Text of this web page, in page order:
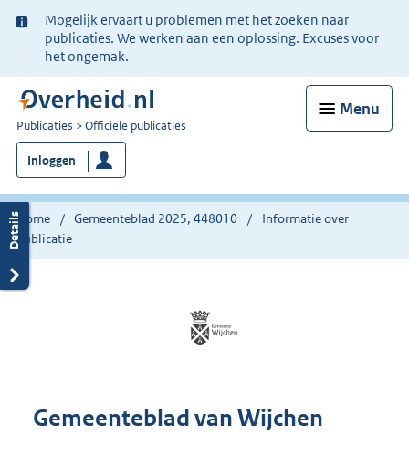
Ter
informatie:
Mogelijk ervaart u problemen met het zoeken naar
publicaties. We werken aan een oplossing. Excuses voor
het ongemak.
Menu
U
bent
nu
hier:
Publicaties Officiële publicaties
Inloggen
Home Gemeenteblad 2025, 448010
Informatie over
publicatie
Gemeenteblad van Wijchen